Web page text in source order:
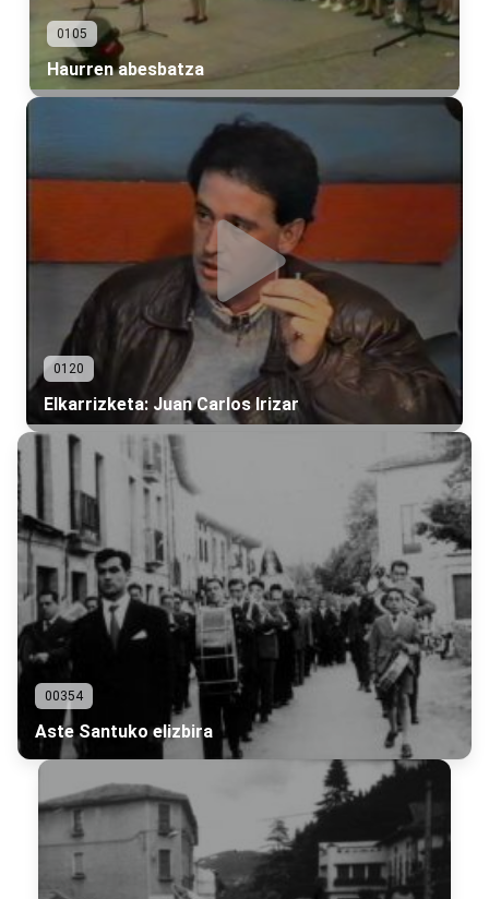
0105
Haurren abesbatza
0120
Elkarrizketa: Juan Carlos Irizar
00354
Aste Santuko elizbira